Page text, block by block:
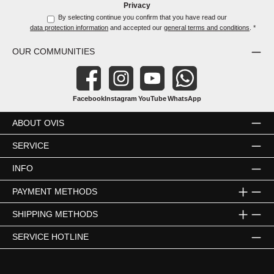
Privacy
data protection information and accepted ourgeneral terms and conditions .*
OUR COMMUNITIES
FacebookInstagram YouTubeWhatsApp
ABOUT OVIS
SERVICE
INFO
PAYMENT METHODS
SHIPPING METHODS
SERVICE HOTLINE